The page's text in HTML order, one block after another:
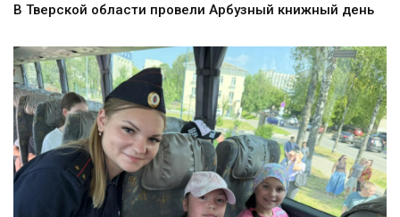
В Тверской области провели Арбузный книжный день